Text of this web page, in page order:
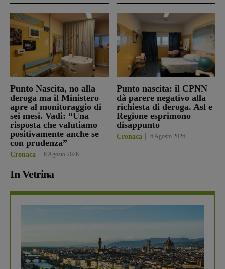
Punto Nascita, no alla
deroga ma il Ministero
apre al monitoraggio di
sei mesi. Vadi: “Una
risposta che valutiamo
positivamente anche se
con prudenza”
Cronaca 6 Agosto 2026
Punto nascita: il CPNN
dà parere negativo alla
richiesta di deroga. Asl e
Regione esprimono
disappunto
Cronaca 6 Agosto 2026
In Vetrina